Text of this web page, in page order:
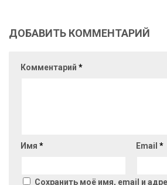
ДОБАВИТЬ КОММЕНТАРИЙ
Комментарий *
Имя * Email *
Сохранить моё имя, email и